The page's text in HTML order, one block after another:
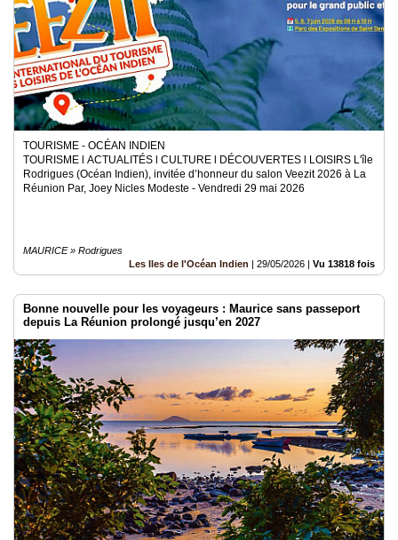
TOURISME - OCÉAN INDIEN
TOURISME l ACTUALITÉS l CULTURE l DÉCOUVERTES l LOISIRS L'île
Rodrigues (Océan Indien), invitée d’honneur du salon Veezit 2026 à La
Réunion Par, Joey Nicles Modeste - Vendredi 29 mai 2026
MAURICE » Rodrigues
Les Iles de l'Océan Indien | 29/05/2026 | Vu 13818 fois
Bonne nouvelle pour les voyageurs : Maurice sans passeport
depuis La Réunion prolongé jusqu’en 2027